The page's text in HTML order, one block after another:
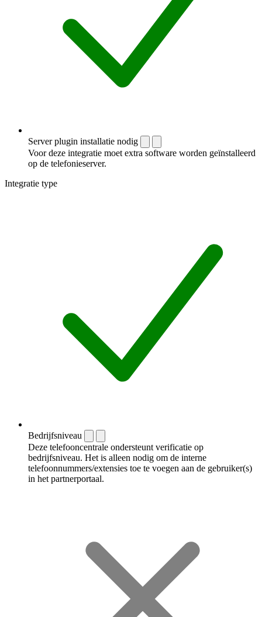
Server plugin installatie nodig
Voor deze integratie moet extra software worden geïnstalleerd
op de telefonieserver.
Integratie type
Bedrijfsniveau
Deze telefooncentrale ondersteunt verificatie op
bedrijfsniveau. Het is alleen nodig om de interne
telefoonnummers/extensies toe te voegen aan de gebruiker(s)
in het partnerportaal.